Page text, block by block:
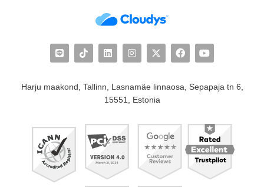
Harju maakond, Tallinn, Lasnamäe linnaosa, Sepapaja tn 6,
15551, Estonia